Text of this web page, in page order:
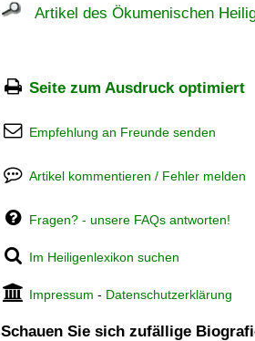
Artikel des Ökumenischen
Seite zum Ausdruck optimiert
Empfehlung an Freunde senden
Artikel kommentieren / Fehler melden
Fragen? - unsere FAQs antworten!
Im Heiligenlexikon suchen
Impressum - Datenschutzerklärung
Schauen Sie sich zufällige